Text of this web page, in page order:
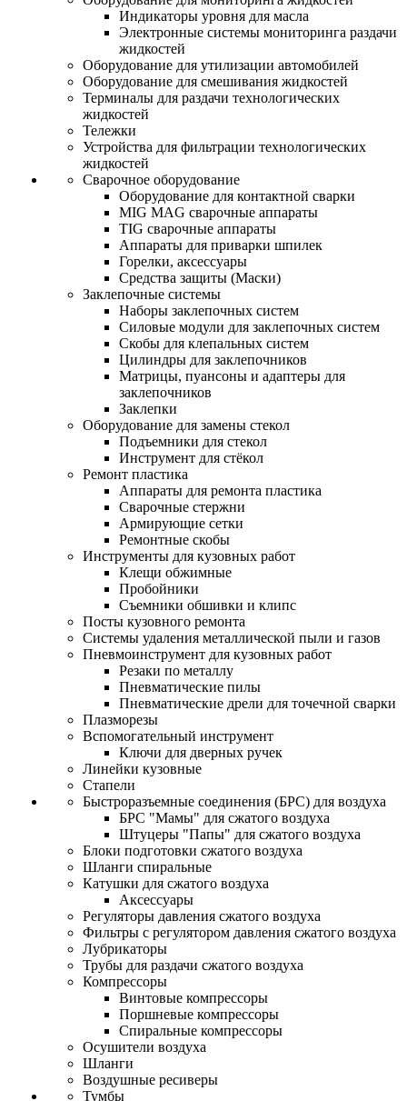
Индикаторы уровня для масла
Электронные системы мониторинга раздачи
жидкостей
Оборудование для утилизации автомобилей
Оборудование для смешивания жидкостей
Терминалы для раздачи технологических
жидкостей
Тележки
Устройства для фильтрации технологических
жидкостей
Сварочное оборудование
Оборудование для контактной сварки
MIG MAG сварочные аппараты
TIG сварочные аппараты
Аппараты для приварки шпилек
Горелки, аксессуары
Средства защиты (Маски)
Заклепочные системы
Наборы заклепочных систем
Силовые модули для заклепочных систем
Скобы для клепальных систем
Цилиндры для заклепочников
Матрицы, пуансоны и адаптеры для
заклепочников
Заклепки
Оборудование для замены стекол
Подъемники для стекол
Инструмент для стёкол
Ремонт пластика
Аппараты для ремонта пластика
Сварочные стержни
Армирующие сетки
Ремонтные скобы
Инструменты для кузовных работ
Клещи обжимные
Пробойники
Съемники обшивки и клипс
Посты кузовного ремонта
Системы удаления металлической пыли и газов
Пневмоинструмент для кузовных работ
Резаки по металлу
Пневматические пилы
Пневматические дрели для точечной сварки
Плазморезы
Вспомогательный инструмент
Ключи для дверных ручек
Линейки кузовные
Стапели
Быстроразъемные соединения (БРС) для воздуха
БРС "Мамы" для сжатого воздуха
Штуцеры "Папы" для сжатого воздуха
Блоки подготовки сжатого воздуха
Шланги спиральные
Катушки для сжатого воздуха
Аксессуары
Регуляторы давления сжатого воздуха
Фильтры с регулятором давления сжатого воздуха
Лубрикаторы
Трубы для раздачи сжатого воздуха
Компрессоры
Винтовые компрессоры
Поршневые компрессоры
Спиральные компрессоры
Осушители воздуха
Шланги
Воздушные ресиверы
Тумбы